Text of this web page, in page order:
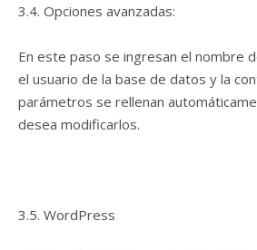
3.4. Opciones avanzadas:
En este paso se ingresan el nombre
el usuario de la base de datos y la
parámetros se rellenan
desea modificarlos.
3.5. WordPress